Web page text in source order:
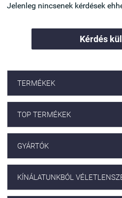
Jelenleg nincsenek kérdések
Kérdés
TERMÉKEK
TOP TERMÉKEK
GYÁRTÓK
KÍNÁLATUNKBÓL